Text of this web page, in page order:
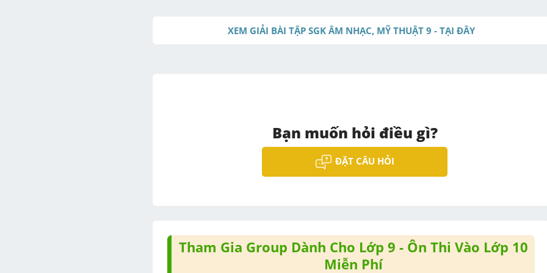
XEM GIẢI BÀI TẬP SGK ÂM NHẠC, MỸ THUẬT 9 - TẠI ĐÂY
Bạn muốn hỏi điều gì?
ĐẶT CÂU HỎI
Tham Gia Group Dành Cho Lớp 9 - Ôn Thi Vào Lớp 10
Miễn Phí